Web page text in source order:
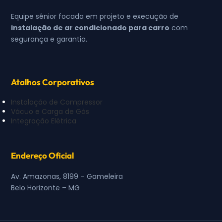
Equipe sênior focada em projeto e execução de
instalação de ar condicionado para carro com
segurança e garantia.
Atalhos Corporativos
Instalação de Compressor
Vácuo e Carga de Gás
Integração Elétrica
Endereço Oficial
Av. Amazonas, 8199 – Gameleira
Belo Horizonte – MG